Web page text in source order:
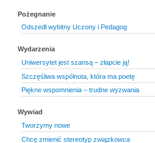
Pożegnanie
Odszedł wybitny Uczony i Pedagog
Wydarzenia
Uniwersytet jest szansą – złapcie ją!
Szczęśliwa wspólnota, która ma poetę
Piękne wspomnienia – trudne wyzwania
Wywiad
Tworzymy nowe
Chcę zmienić stereotyp związkowca